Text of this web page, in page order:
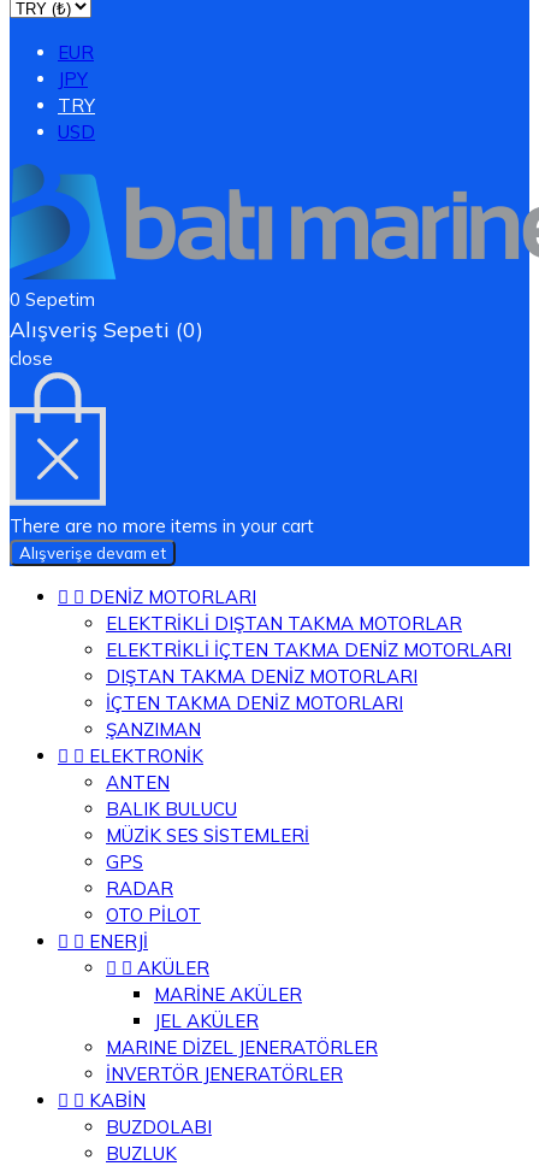
EUR
JPY
TRY
USD
0 Sepetim
Alışveriş Sepeti (0)
close
There are no more items in your cart
Alışverişe devam et
  DENİZ MOTORLARI
ELEKTRİKLİ DIŞTAN TAKMA MOTORLAR
ELEKTRİKLİ İÇTEN TAKMA DENİZ MOTORLARI
DIŞTAN TAKMA DENİZ MOTORLARI
İÇTEN TAKMA DENİZ MOTORLARI
ŞANZIMAN
  ELEKTRONİK
ANTEN
BALIK BULUCU
MÜZİK SES SİSTEMLERİ
GPS
RADAR
OTO PİLOT
  ENERJİ
  AKÜLER
MARİNE AKÜLER
JEL AKÜLER
MARINE DİZEL JENERATÖRLER
İNVERTÖR JENERATÖRLER
  KABİN
BUZDOLABI
BUZLUK